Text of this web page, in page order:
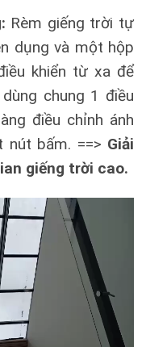
Rèm giếng trời tự
dụng và một hộp
khiển từ xa để
chung 1 điều
điều chỉnh ánh
nút bấm. ==> Giải
giếng trời cao.